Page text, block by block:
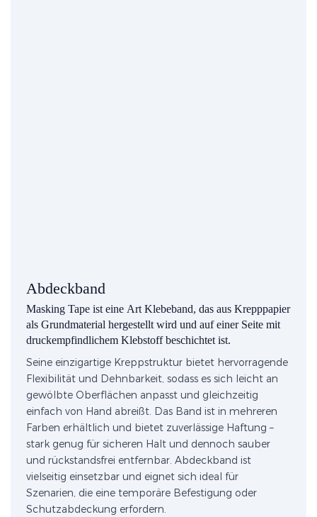
Abdeckband
Masking Tape ist eine Art Klebeband, das aus Krepppapier
als Grundmaterial hergestellt wird und auf einer Seite mit
druckempfindlichem Klebstoff beschichtet ist.
Seine einzigartige Kreppstruktur bietet hervorragende
Flexibilität und Dehnbarkeit, sodass es sich leicht an
gewölbte Oberflächen anpasst und gleichzeitig
einfach von Hand abreißt. Das Band ist in mehreren
Farben erhältlich und bietet zuverlässige Haftung –
stark genug für sicheren Halt und dennoch sauber
und rückstandsfrei entfernbar. Abdeckband ist
vielseitig einsetzbar und eignet sich ideal für
Szenarien, die eine temporäre Befestigung oder
Schutzabdeckung erfordern.